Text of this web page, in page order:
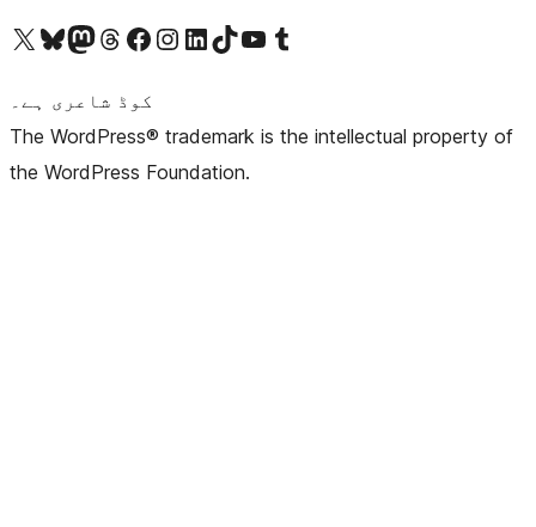
Visit our X (formerly Twitter) account
ہمارے بلیواسکائی اکاؤنٹ پر جائیں
Visit our Mastodon account
ہمارے ٹھریڈز اکاؤنٹ پر جائیں
Visit our Facebook pageVisit our Instagram account
Visit our LinkedIn account
ہمارے ٹک ٹاک اکاؤنٹ پر جائیں
Visit our YouTube channel
ہمارے ٹمبلر اکاؤنٹ پر جائیں
کوڈ شاعری ہے۔
The WordPress® trademark is the intellectual property of
the WordPress Foundation.